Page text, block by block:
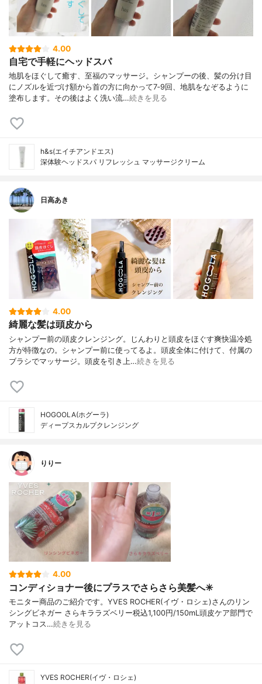
4.00
自宅で手軽にヘッドスパ
地肌をほぐして癒す、至福のマッサージ。シャンプーの後、髪の分け目
にノズルを近づけ額から首の方に向かって7‐9回、地肌をなぞるように
塗布します。その後はよく洗い流…続きを見る
h&s(エイチアンドエス)
深体験ヘッドスパ リフレッシュ マッサージクリーム
日高あき
4.00
綺麗な髪は頭皮から
シャンプー前の頭皮クレンジング。じんわりと頭皮をほぐす爽快温冷処
方が特徴なの。シャンプー前に使ってるよ。頭皮全体に付けて、付属の
ブラシでマッサージ。頭皮を引き上…続きを見る
HOGOOLA(ホグーラ)
ディープスカルプクレンジング
りりー
4.00
コンディショナー後にプラスでさらさら美髪へ✳︎
モニター商品のご紹介です。YVES ROCHER(イヴ・ロシェ)さんのリン
シングビネガー さらキララズベリー税込1,100円/150mL頭皮ケア部門で
アットコス…続きを見る
YVES ROCHER(イヴ・ロシェ)